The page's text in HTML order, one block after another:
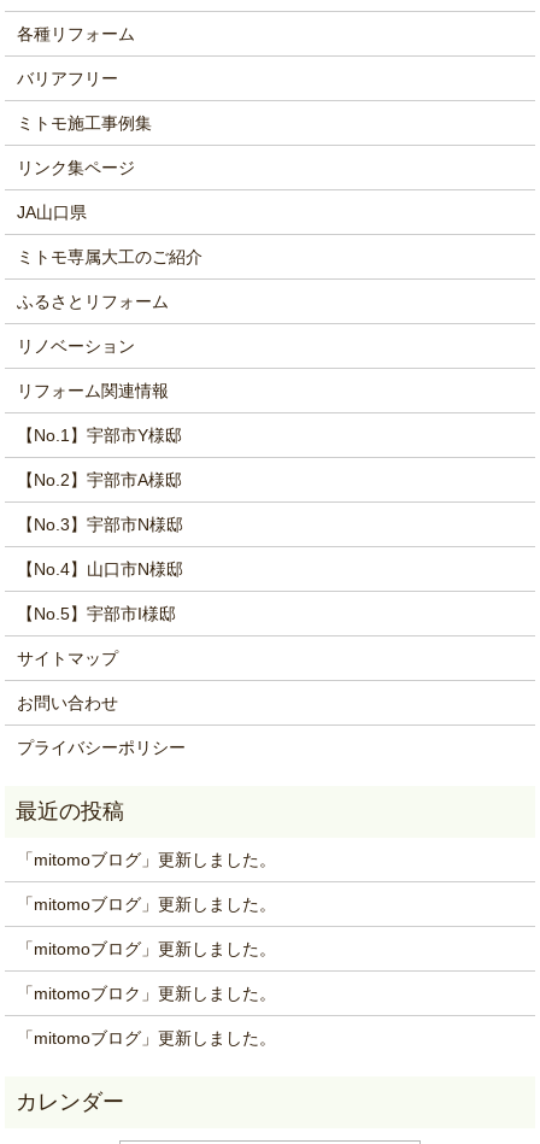
各種リフォーム
バリアフリー
ミトモ施工事例集
リンク集ページ
JA山口県
ミトモ専属大工のご紹介
ふるさとリフォーム
リノベーション
リフォーム関連情報
【No.1】宇部市Y様邸
【No.2】宇部市A様邸
【No.3】宇部市N様邸
【No.4】山口市N様邸
【No.5】宇部市I様邸
サイトマップ
お問い合わせ
プライバシーポリシー
「mitomoブログ」更新しました。
「mitomoブログ」更新しました。
「mitomoブログ」更新しました。
「mitomoブロク」更新しました。
「mitomoブログ」更新しました。